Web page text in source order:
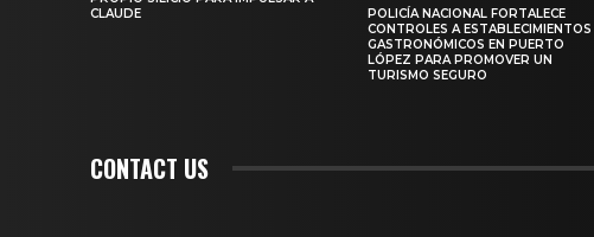
CLAUDE
POLICÍA NACIONAL FORTALECE
CONTROLES A ESTABLECIMIENTOS
GASTRONÓMICOS EN PUERTO
LÓPEZ PARA PROMOVER UN
TURISMO SEGURO
CONTACT US